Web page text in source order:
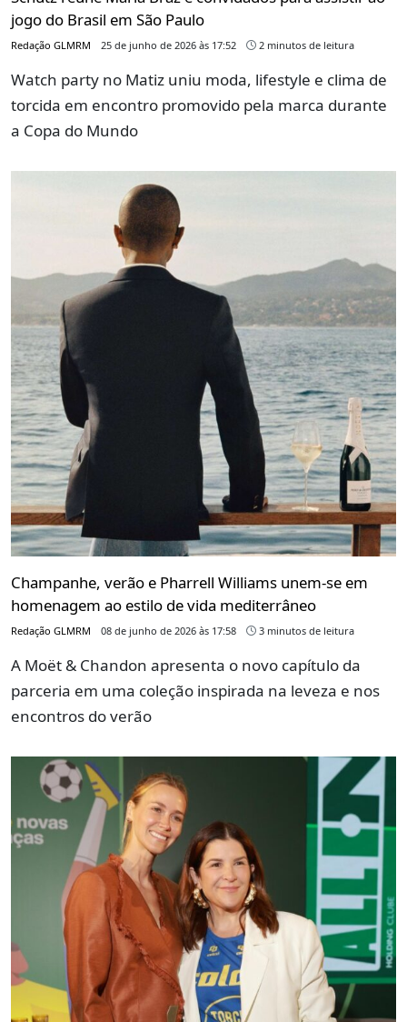
jogo do Brasil em São Paulo
Redação GLMRM 25 de junho de 2026 às 17:52 2 minutos de leitura
Watch party no Matiz uniu moda, lifestyle e clima de
torcida em encontro promovido pela marca durante
a Copa do Mundo
Champanhe, verão e Pharrell Williams unem-se em
homenagem ao estilo de vida mediterrâneo
Redação GLMRM 08 de junho de 2026 às 17:58 3 minutos de leitura
A Moët & Chandon apresenta o novo capítulo da
parceria em uma coleção inspirada na leveza e nos
encontros do verão